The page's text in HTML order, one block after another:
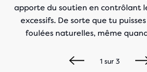
apporte du soutien en contrôlant
excessifs. De sorte que tu
foulées naturelles, même
1sur 3